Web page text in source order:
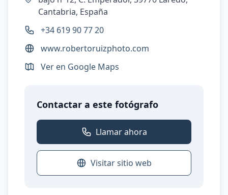
Cantabria, España
+34 619 90 77 20
www.robertoruizphoto.com
Ver en Google Maps
Contactar a este fotógrafo
Llamar ahora
Visitar sitio web